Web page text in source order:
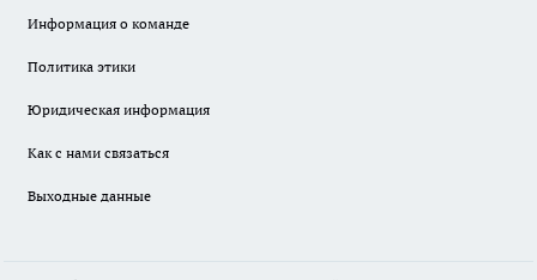
Информация о команде
Политика этики
Юридическая информация
Как с нами связаться
Выходные данные